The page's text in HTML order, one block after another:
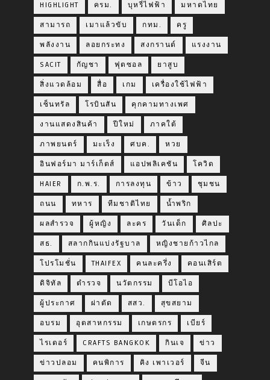
HIGHLIGHT ครม. บุหรี่ไฟฟ้า มหาดไทย
สามารถ เมาแล้วขับ กทม. ครู
พลังงาน ลอยกระทง สงกรานต์ แรงงาน
SACIT กัญชา ฟุตซอล ยาสูบ
สิ่งแวดล้อม สื่อ เกม เครื่องใช้ไฟฟ้า
เซ็นทรัล โรบินสัน คุกคามทางเพศ
งานแสดงสินค้า ปีใหม่ ภาคใต้
ภาพยนตร์ มะเร็ง ศบค. หวย
อินฟอร์มา มาร์เก็ตส์ แอปพลิเคชัน โควิด
HAIER ก.พ.ร. การลงทุน ข้าว ชุมชน
ถนน ทหาร ทีมชาติไทย น้ำพริก
ผลสำรวจ ผู้หญิง ละคร วันเด็ก ศิลปะ
สธ. สลากกินแบ่งรัฐบาล หญิงชายก้าวไกล
โปรโมชั่น THAIFEX คนละครึ่ง คอนเสิร์ต
ดิจิทัล ตำรวจ นวัตกรรม บีโอไอ
ผู้ประกาศ ผ่าตัด สสว. สุขสยาม
อบรม อุตสาหกรรม เกษตรกร เบียร์
ไรเดอร์ CRAFTS BANGKOK กินเจ ข่าว
ข่าวปลอม คนพิการ คิง เพาเวอร์ จีน